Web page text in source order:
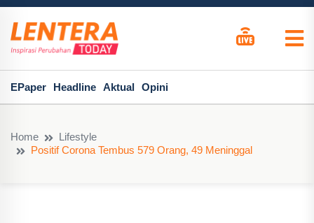
EPaper Headline Aktual Opini
Home
Lifestyle
Positif Corona Tembus 579 Orang, 49 Meninggal